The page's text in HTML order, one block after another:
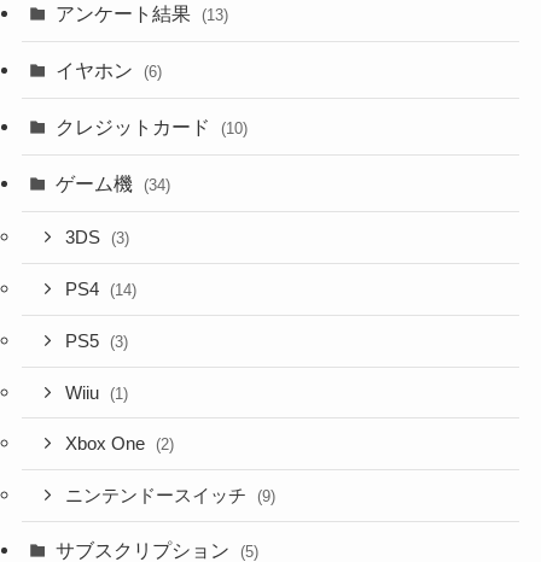
アンケート結果 (13)
イヤホン (6)
クレジットカード (10)
ゲーム機 (34)
3DS (3)
PS4 (14)
PS5 (3)
Wiiu (1)
Xbox One (2)
ニンテンドースイッチ (9)
サブスクリプション (5)